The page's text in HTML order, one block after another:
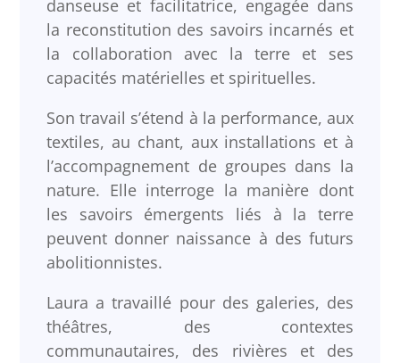
danseuse et facilitatrice, engagée dans
la reconstitution des savoirs incarnés et
la collaboration avec la terre et ses
capacités matérielles et spirituelles.
Son travail s’étend à la performance, aux
textiles, au chant, aux installations et à
l’accompagnement de groupes dans la
nature. Elle interroge la manière dont
les savoirs émergents liés à la terre
peuvent donner naissance à des futurs
abolitionnistes.
Laura a travaillé pour des galeries, des
théâtres, des contextes
communautaires, des rivières et des